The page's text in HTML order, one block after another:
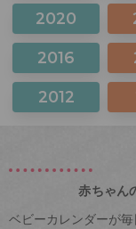
2020
2016
2012
赤ちゃん
ベビーカレンダーが